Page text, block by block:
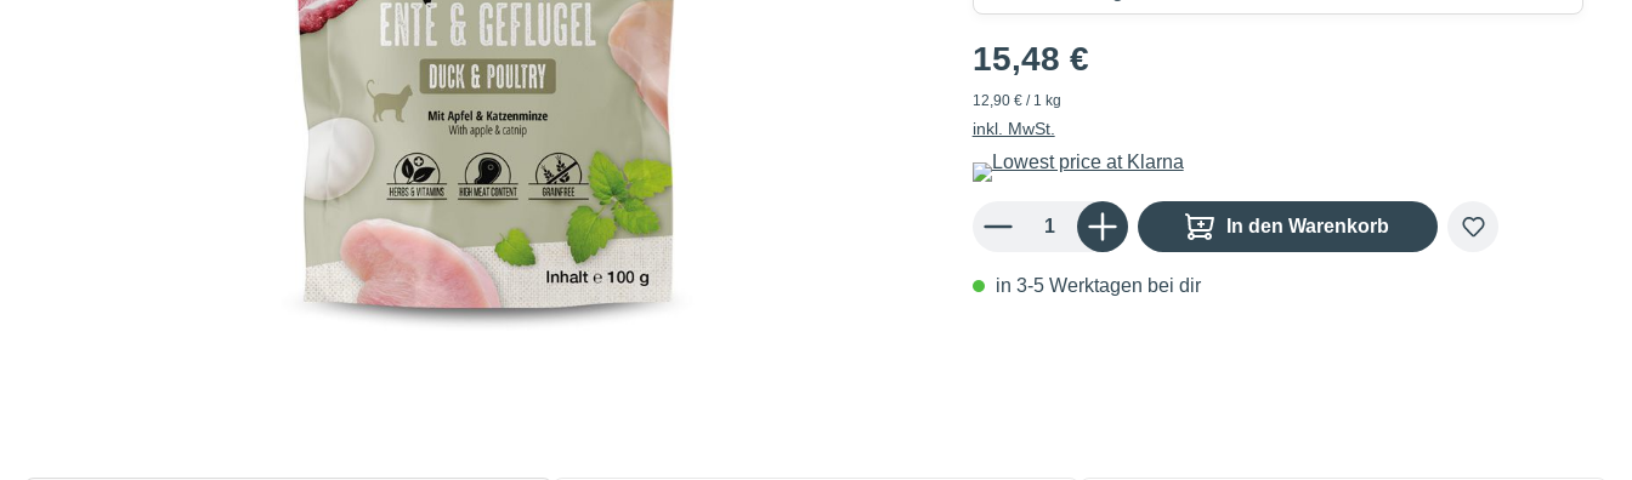
15,48 €
12,90 € / 1 kg
inkl. MwSt.
Produkt Anzahl: Gib den gewünschten Wert ein oder benutze die Schaltflächen um die Anzahl zu
In den Warenkorb
in 3-5 Werktagen bei dir